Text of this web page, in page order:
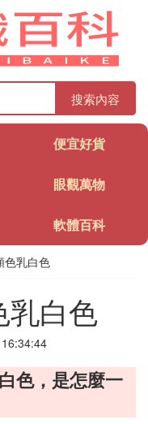
搜索內容
便宜好貨
眼觀萬物
軟體百科
色乳白色
乳白色
色，是怎麼一